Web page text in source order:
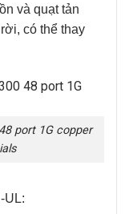
và quạt tản
có thể thay
port 1G copper
UL: